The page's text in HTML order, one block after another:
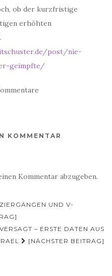
ob der kurzfristige
erhöhten
post/nie-
geimpfte/
KOMMENTAR
Kommentar abzugeben.
UND V-
– ERSTE DATEN AUS
[NÄCHSTER BEITRAG]